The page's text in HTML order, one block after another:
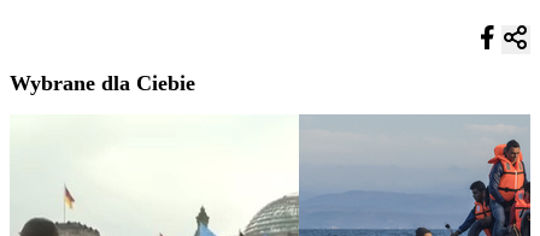
Wybrane dla Ciebie